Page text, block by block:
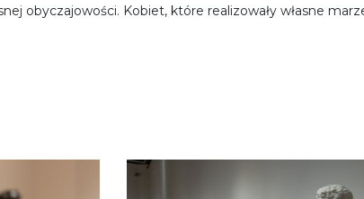
obyczajowości. Kobiet, które realizowały własne